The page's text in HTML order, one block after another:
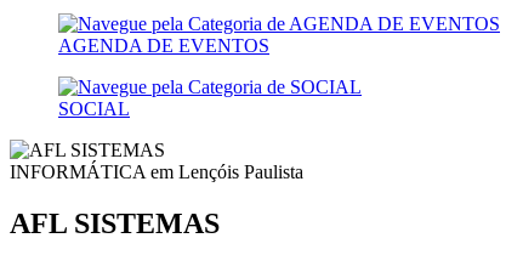
AGENDA DE EVENTOS
SOCIAL
INFORMÁTICA em Lençóis Paulista
AFL SISTEMAS